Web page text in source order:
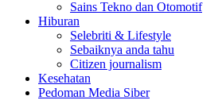
Sains Tekno dan Otomotif
Hiburan
Selebriti & Lifestyle
Sebaiknya anda tahu
Citizen journalism
Kesehatan
Pedoman Media Siber